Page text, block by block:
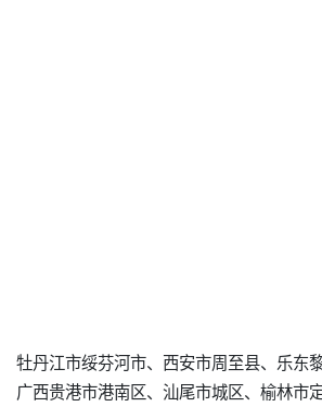
牡丹江市绥芬河市、西安市周至县、乐东
广西贵港市港南区、汕尾市城区、榆林市